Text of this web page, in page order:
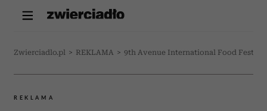
Zwierciadlo.pl > REKLAMA > 9th Avenue International Food Festival
REKLAMA